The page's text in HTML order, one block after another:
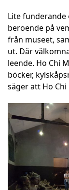
Lite
beroende på
från museet,
ut. Där
leende. Ho Chi
böcker,
säger att Ho